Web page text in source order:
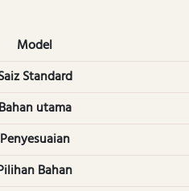
Model
Standard
Bahan utama
Penyesuaian
Bahan